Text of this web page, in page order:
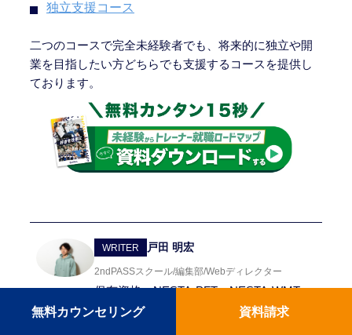
独立支援コース
二つのコースで完全未経験者でも、将来的に独立や開
業を目指したい方どちらでも支援するコースを提供し
ております。
WRITER 戸田 明宏
2ndPASSスクール/編集部/Webディレクター
保有資格：NESTA-PFT、NESTA-WMT
Webディレクター：Web広告、SEO、ホ
無料カウンセリング 資料請求